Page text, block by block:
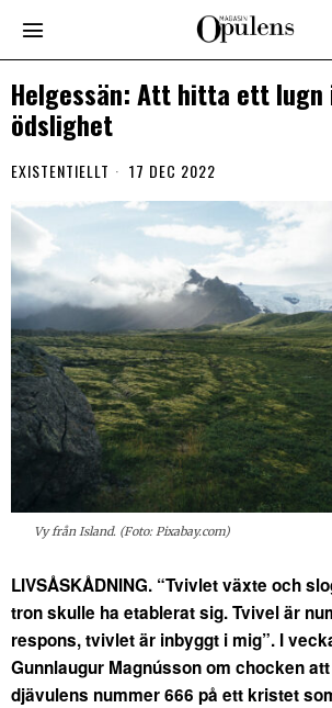
Helgessän: Att hitta ett lugn
ödslighet
EXISTENTIELLT 17 DEC 2022
Vy från Island. (Foto: Pixabay.com)
LIVSÅSKÅDNING. “Tvivlet växte och
tron ​​skulle ha etablerat sig. Tvivel är
respons, tvivlet är inbyggt i mig”. I
Gunnlaugur Magnússon om chocken
djävulens nummer 666 på ett kristet